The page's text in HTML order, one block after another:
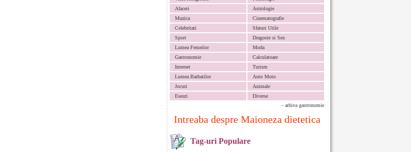
Afaceri
Astrologie
Muzica
Cinematografie
Celebritati
Sfaturi Utile
Sport
Dragoste si Sex
Lumea Femeilor
Moda
Gastronomie
Calculatoare
Internet
Turism
Lumea Barbatilor
Auto Moto
Jocuri
Animale
Eseuri
Diverse
- arhiva gastronomie
Intreaba despre Maioneza dietetica
Tag-uri Populare